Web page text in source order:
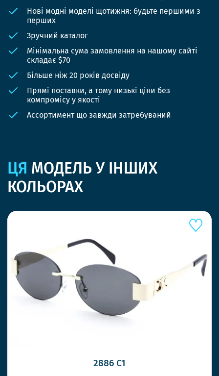
Нові модні моделі щотижня: будьте першими з
перших
Зручний каталог
Мінімальна сума замовлення на нашому сайті
складає $70
Більше ніж 20 років досвіду
Прямі поставки, а тому низькі ціни без
компромісу у якості
Ассортимент що завжди затребуваний
ЦЯ МОДЕЛЬ У ІНШИХ
КОЛЬОРАХ
2886 C1